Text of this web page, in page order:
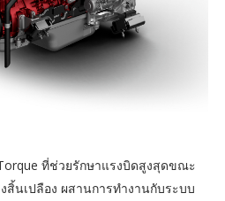
ที่ช่วยรักษาแรงบิดสูงสุดขณะ
สิ้นเปลือง ผสานการทำงานกับระบบ